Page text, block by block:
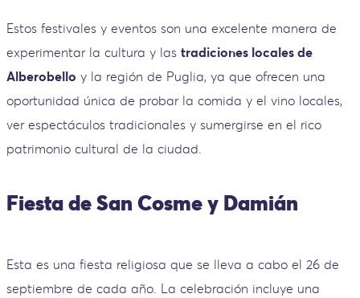
Estos festivales y eventos son una excelente manera de
experimentar la cultura y las tradiciones locales de
Alberobello y la región de Puglia, ya que ofrecen una
oportunidad única de probar la comida y el vino locales,
ver espectáculos tradicionales y sumergirse en el rico
patrimonio cultural de la ciudad.
Fiesta de San Cosme y Damián
Esta es una fiesta religiosa que se lleva a cabo el 26 de
septiembre de cada año. La celebración incluye una